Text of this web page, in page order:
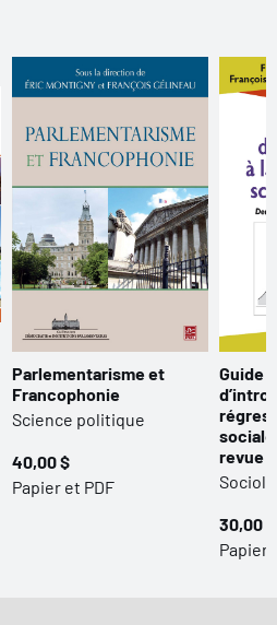
Parlementarisme et
Francophonie
Science politique
40,00 $
Papier et PDF
Guide
revue
30,00 $
Papier